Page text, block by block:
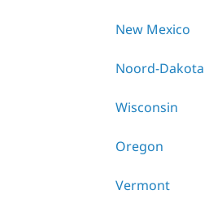
New Mexico
Noord-Dakota
Wisconsin
Oregon
Vermont